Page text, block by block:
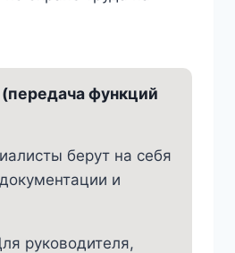
(передача функций
берут на себя
и
руководителя,